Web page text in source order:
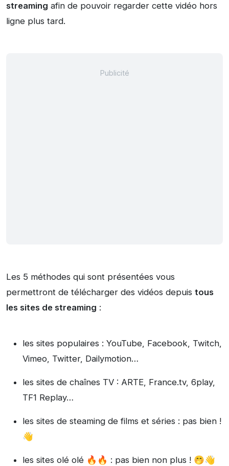
streaming afin de pouvoir regarder cette vidéo hors
ligne plus tard.
Les 5 méthodes qui sont présentées vous
permettront de télécharger des vidéos depuis tous
les sites de streaming :
les sites populaires : YouTube, Facebook, Twitch,
Vimeo, Twitter, Dailymotion…
les sites de chaînes TV : ARTE, France.tv, 6play,
TF1 Replay…
les sites de steaming de films et séries : pas bien !
👋
les sites olé olé 🔥🔥 : pas bien non plus ! 🤭👋